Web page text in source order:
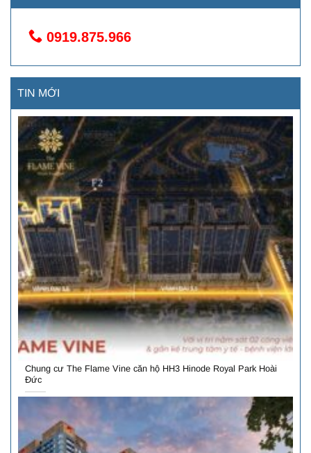
0919.875.966
TIN MỚI
Chung cư The Flame Vine căn hộ HH3 Hinode Royal Park Hoài
Đức